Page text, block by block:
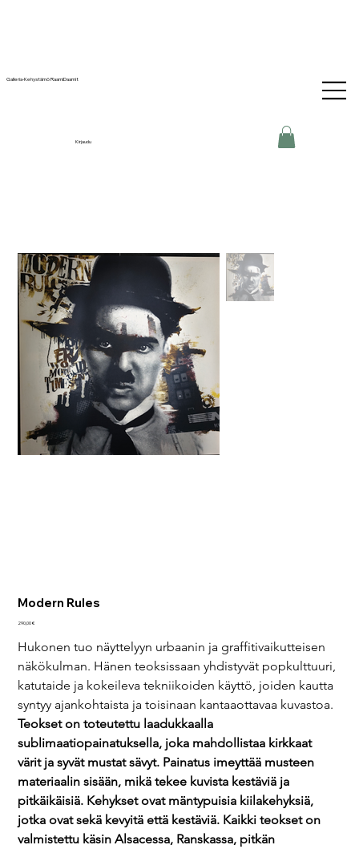
Galleria-Kehystämö RaamiDaamit
Kirjaudu
Modern Rules
Hinta
290,00 €
Hukonen tuo näyttelyyn urbaanin ja graffitivaikutteisen
näkökulman. Hänen teoksissaan yhdistyvät popkulttuuri,
katutaide ja kokeileva tekniikoiden käyttö, joiden kautta
syntyy ajankohtaista ja toisinaan kantaaottavaa kuvastoa.
Teokset on toteutettu laadukkaalla
sublimaatiopainatuksella, joka mahdollistaa kirkkaat
värit ja syvät mustat sävyt. Painatus imeyttää musteen
materiaalin sisään, mikä tekee kuvista kestäviä ja
pitkäikäisiä. Kehykset ovat mäntypuisia kiilakehyksiä,
jotka ovat sekä kevyitä että kestäviä. Kaikki teokset on
valmistettu käsin Alsacessa, Ranskassa, pitkän